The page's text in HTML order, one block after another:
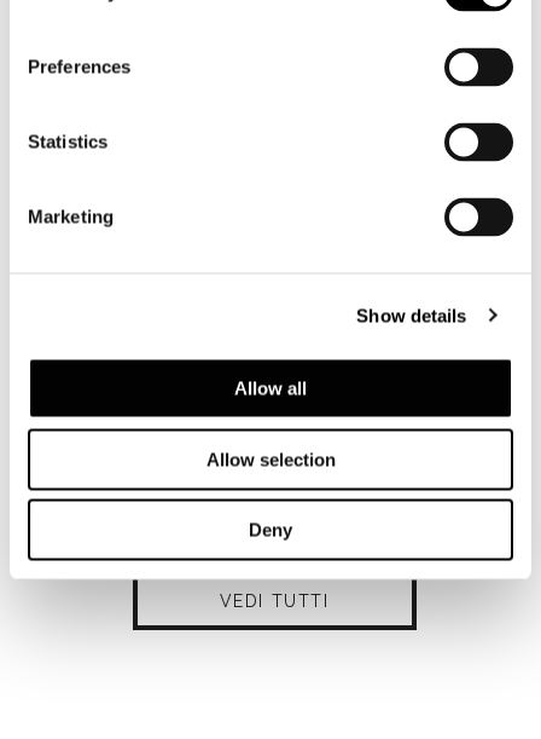
Preferences
Statistics
Marketing
Show details
Allow all
Allow selection
Deny
VEDI TUTTI